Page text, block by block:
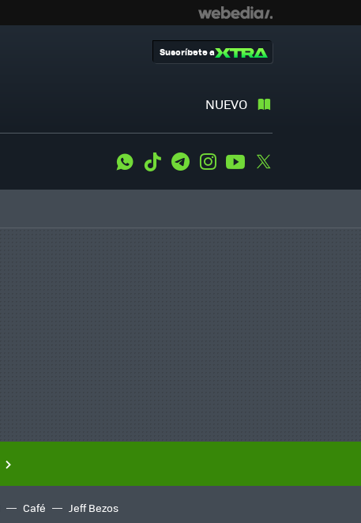
NUEVO
Suscríbete a
WhatsApp
Tiktok TelegramInstagramYoutube
Café Jeff Bezos